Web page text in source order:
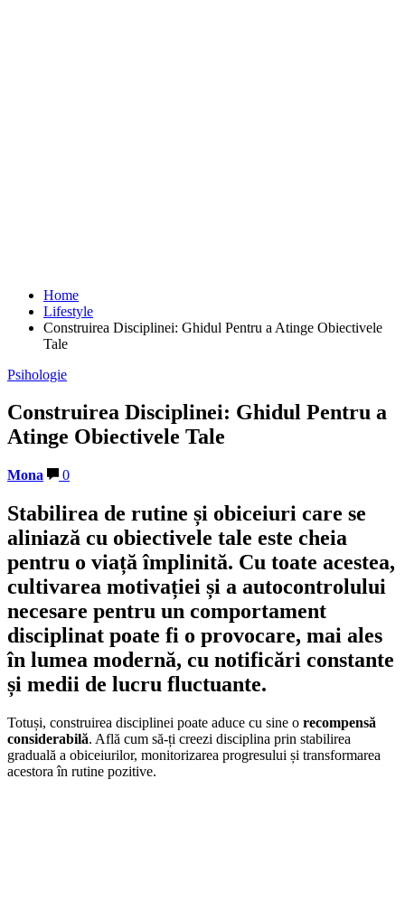
Home
Lifestyle
Construirea Disciplinei: Ghidul Pentru a Atinge Obiectivele
Tale
Psihologie
Construirea Disciplinei: Ghidul Pentru a
Atinge Obiectivele Tale
Mona 0
Stabilirea de rutine și obiceiuri care se
aliniază cu obiectivele tale este cheia
pentru o viață împlinită. Cu toate acestea,
cultivarea motivației și a autocontrolului
necesare pentru un comportament
disciplinat poate fi o provocare, mai ales
în lumea modernă, cu notificări constante
și medii de lucru fluctuante.
Totuși, construirea disciplinei poate aduce cu sine o recompensă
considerabilă. Află cum să-ți creezi disciplina prin stabilirea
graduală a obiceiurilor, monitorizarea progresului și transformarea
acestora în rutine pozitive.